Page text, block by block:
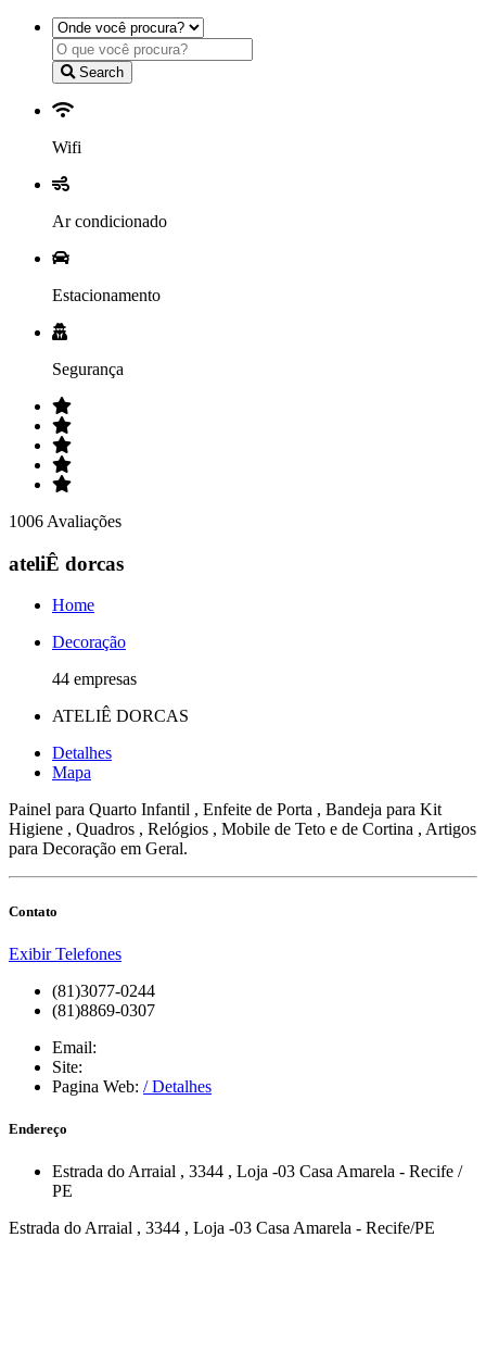
Search
Wifi
Ar condicionado
Estacionamento
Segurança
1006 Avaliações
ateliÊ dorcas
Home
Decoração
44 empresas
ATELIÊ DORCAS
Detalhes
Mapa
Painel para Quarto Infantil , Enfeite de Porta , Bandeja para Kit
Higiene , Quadros , Relógios , Mobile de Teto e de Cortina , Artigos
para Decoração em Geral.
Contato
Exibir Telefones
(81)3077-0244
(81)8869-0307
Email:
Site:
Pagina Web: / Detalhes
Endereço
Estrada do Arraial , 3344 , Loja -03 Casa Amarela - Recife /
PE
Estrada do Arraial , 3344 , Loja -03 Casa Amarela - Recife/PE